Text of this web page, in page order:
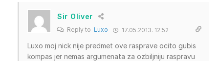
Sir Oliver
Reply to Luxo 17.05.2013. 12:52
Luxo moj nick nije predmet ove rasprave ocito gubis
kompas jer nemas argumenata za ozbiljniju raspravu